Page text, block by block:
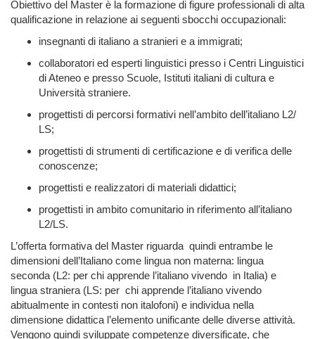
Obiettivo del Master è la formazione di figure professionali di alta
qualificazione in relazione ai seguenti sbocchi occupazionali:
insegnanti di italiano a stranieri e a immigrati;
collaboratori ed esperti linguistici presso i Centri Linguistici
di Ateneo e presso Scuole, Istituti italiani di cultura e
Università straniere.
progettisti di percorsi formativi nell’ambito dell’italiano L2/
LS;
progettisti di strumenti di certificazione e di verifica delle
conoscenze;
progettisti e realizzatori di materiali didattici;
progettisti in ambito comunitario in riferimento all’italiano
L2/LS.
L’offerta formativa del Master riguarda quindi entrambe le
dimensioni dell’Italiano come lingua non materna: lingua
seconda (L2: per chi apprende l’italiano vivendo in Italia) e
lingua straniera (LS: per chi apprende l’italiano vivendo
abitualmente in contesti non italofoni) e individua nella
dimensione didattica l’elemento unificante delle diverse attività.
Vengono quindi sviluppate competenze diversificate, che